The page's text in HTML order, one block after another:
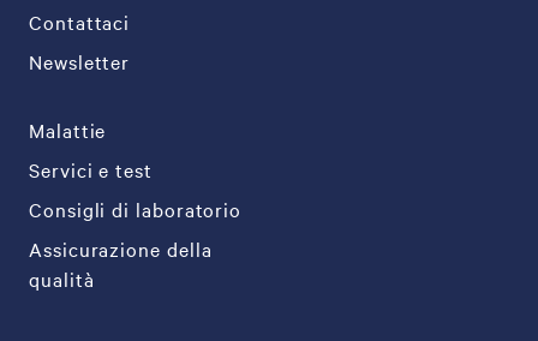
Contattaci
Newsletter
Malattie
Servici e test
Consigli di laboratorio
Assicurazione della
qualità